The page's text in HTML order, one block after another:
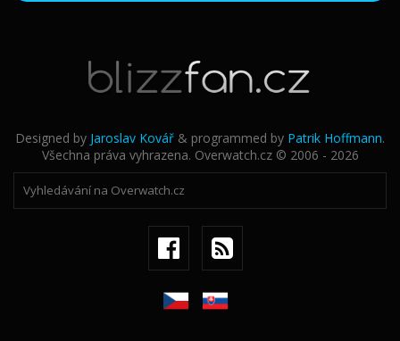
Designed by Jaroslav Kovář & programmed by Patrik Hoffmann.
Všechna práva vyhrazena. Overwatch.cz © 2006 - 2026